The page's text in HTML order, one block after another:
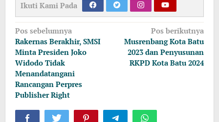
Ikuti Kami Pada
Navigasi
pos
Pos sebelumnya
Rakernas Berakhir, SMSI
Minta Presiden Joko
Widodo Tidak
Menandatangani
Rancangan Perpres
Publisher Right
Pos berikutnya
Musrenbang Kota Batu
2023 dan Penyusunan
RKPD Kota Batu 2024